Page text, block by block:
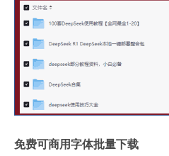
免费可商用字体批量下载